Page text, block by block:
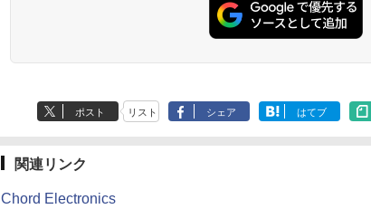
ポスト リスト シェア はてブ
関連リンク
Chord Electronics